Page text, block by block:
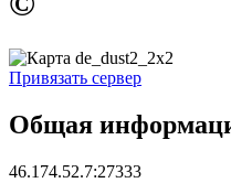
Привязать сервер
Общая
46.174.52.7:27333